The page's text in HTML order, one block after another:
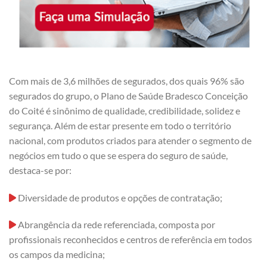
Com mais de 3,6 milhões de segurados, dos quais 96% são
segurados do grupo, o Plano de Saúde Bradesco Conceição
do Coité é sinônimo de qualidade, credibilidade, solidez e
segurança. Além de estar presente em todo o território
nacional, com produtos criados para atender o segmento de
negócios em tudo o que se espera do seguro de saúde,
destaca-se por:
Diversidade de produtos e opções de contratação;
Abrangência da rede referenciada, composta por
profissionais reconhecidos e centros de referência em todos
os campos da medicina;